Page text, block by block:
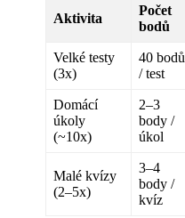
Aktivita
Počet
bodů
Velké testy
(3x)
40 bodů
/ test
Domácí
úkoly
(~10x)
2–3
body /
úkol
Malé kvízy
(2–5x)
3–4
body /
kvíz